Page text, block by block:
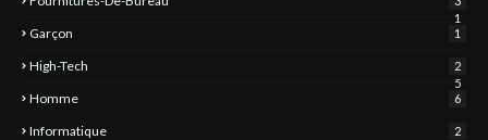
1
Garçon 1
High-Tech
2
5
Homme 6
Informatique
2